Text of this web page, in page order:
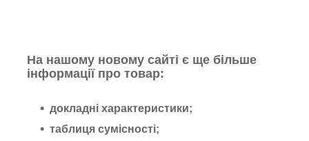
На нашому новому сайті є ще більше
інформації про товар:
докладні характеристики;
таблиця сумісності;